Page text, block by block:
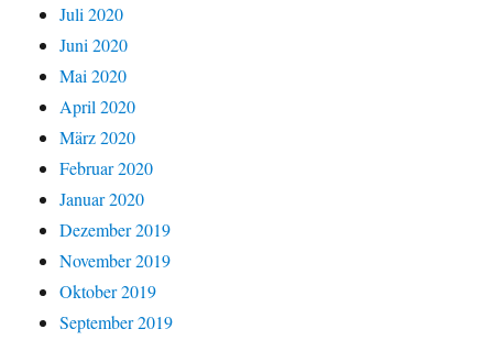
Juli 2020
Juni 2020
Mai 2020
April 2020
März 2020
Februar 2020
Januar 2020
Dezember 2019
November 2019
Oktober 2019
September 2019